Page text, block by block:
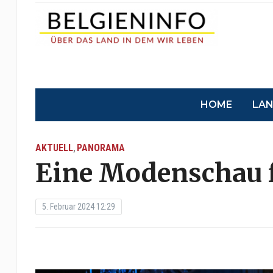
HOME
AKTUELL, PANORAMA
Eine Modenschau
5. Februar 2024 12:29